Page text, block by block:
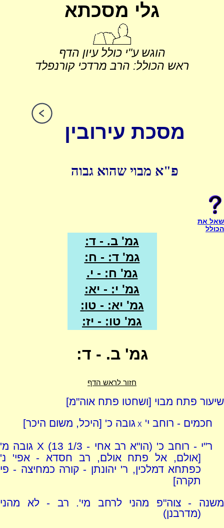
גלי מסכתא
הוגש ע"י כולל עיון הדף
ראש הכולל: הרב מרדכי קורנפלד
מסכת עירובין
פ"א מבוי שהוא גבוה
שאל את
הכולל
גמ' ב. - ד:
גמ' ד: - ח:
גמ' ח: - י.
גמ' י: - יא:
גמ' יא: - טו:
גמ' טו: - יז:
גמ' ב. - ד:
חזור לראש הדף
שיעור פתח מבוי [ושחטו פתח אוה"מ]
חכמים - רוחב י'X גובה כ' [היכל, משום היכר]
ר"י - רוחב כ' (הו"א רב אחי - 1/3 13) X גובה מ'
[אולם, אל פתח אולם, רב חסדא - אפי' נ'
כפתחא דמלכין, ר' יהונתן - קורה כמחיצה - פי
תקרה]
משנה - צוה"פ מהני לרחב מי'. רב - לא מהני
(מדרבנן)